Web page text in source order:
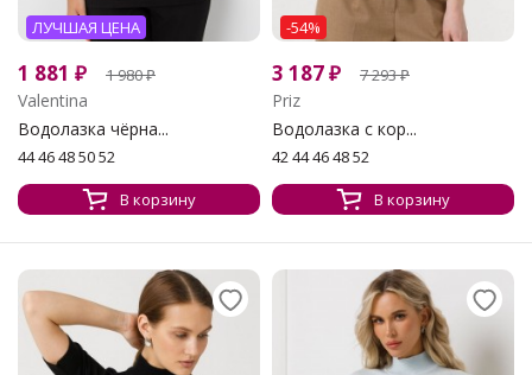
ЛУЧШАЯ ЦЕНА
1 881 ₽ 1 980₽
Valentina
Водолазка чёрна...
44 46 48 50 52
В корзину
-54%
3 187₽ 7 293₽
Priz
Водолазка с кор...
42 44 46 48 52
В корзину